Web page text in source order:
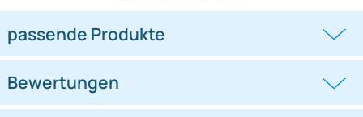
Lenkradfernbedienungsadapter